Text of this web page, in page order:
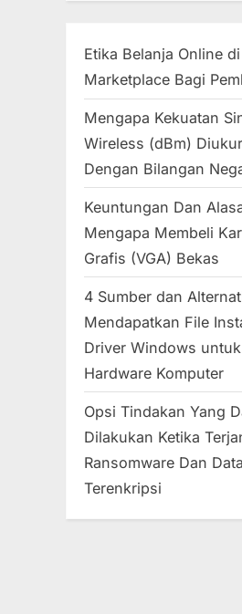
Etika Belanja Online di
Marketplace Bagi
Mengapa Kekuatan
Wireless (dBm) Diukur
Dengan Bilangan
Keuntungan Dan
Mengapa Membeli
Grafis (VGA) Bekas
4 Sumber dan
Mendapatkan File
Driver Windows untuk
Hardware Komputer
Opsi Tindakan Yang
Dilakukan Ketika
Ransomware Dan Data
Terenkripsi